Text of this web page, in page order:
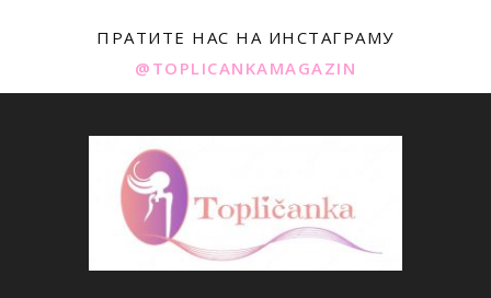
ПРАТИТЕ НАС НА ИНСТАГРАМУ
@TOPLICANKAMAGAZIN